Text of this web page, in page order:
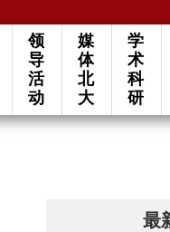
领
导
活
动
媒
体
北
大
学
术
科
研
最